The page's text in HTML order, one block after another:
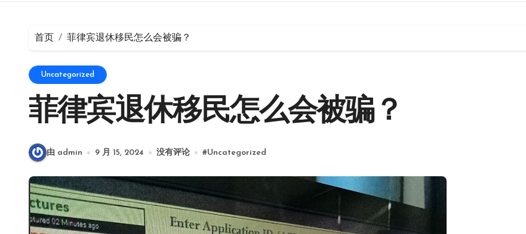
首页 菲律宾退休移民怎么会被骗？
Uncategorized
菲律宾退休移民怎么会被骗？
由 admin 9 月 15, 2024 没有评论 #Uncategorized